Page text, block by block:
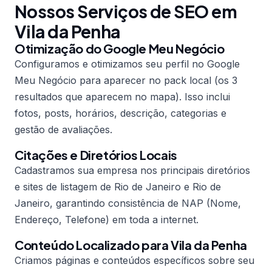
Nossos Serviços de SEO em
Vila da Penha
Otimização do Google Meu Negócio
Configuramos e otimizamos seu perfil no Google
Meu Negócio para aparecer no pack local (os 3
resultados que aparecem no mapa). Isso inclui
fotos, posts, horários, descrição, categorias e
gestão de avaliações.
Citações e Diretórios Locais
Cadastramos sua empresa nos principais diretórios
e sites de listagem de Rio de Janeiro e Rio de
Janeiro, garantindo consistência de NAP (Nome,
Endereço, Telefone) em toda a internet.
Conteúdo Localizado para Vila da Penha
Criamos páginas e conteúdos específicos sobre seu